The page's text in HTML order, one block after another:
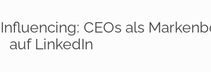
CEOs als
auf LinkedIn